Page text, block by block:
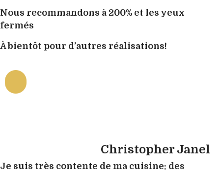
Nous recommandons à 200% et les yeux
fermés
À bientôt pour d’autres réalisations!
Christopher Janel
Je suis très contente de ma cuisine: des